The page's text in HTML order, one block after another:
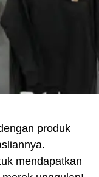
produk
mendapatkan